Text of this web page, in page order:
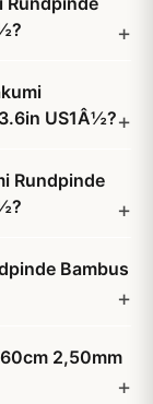
US1Â½?
Rundpinde
Bambus
2,50mm